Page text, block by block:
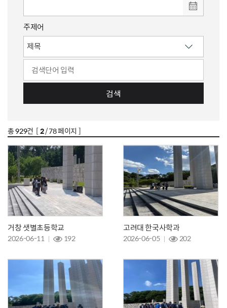
주제어
검색
총929건 [2/ 78 페이지 ]
거창 샛별초등학교
2026-06-11
192
고려대 한국사학과
2026-06-05
202